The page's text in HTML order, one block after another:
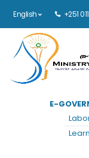
English +251
Main
E-